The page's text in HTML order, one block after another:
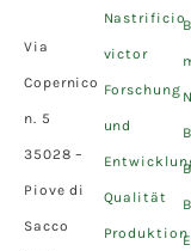
Via
Copernico
n. 5
35028 –
Piove di
Sacco
Nastrificio
victor
Forschung
und
Qualität
Produktion